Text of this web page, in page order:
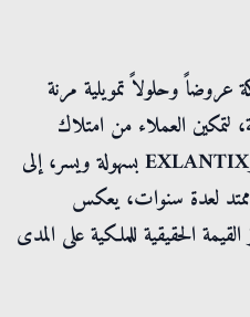
عروضاً وحلولاً تمويلية مرنة
لتمكين العملاء من امتلاك
سيارات أحلامهم من EXEED وEXLANTIX بسهولة ويسر، إلى
لعدة سنوات، يعكس
الحقيقية للملكية على المدى